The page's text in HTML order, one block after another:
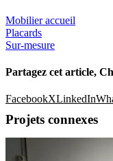
Mobilier accueil
Placards
Sur-mesure
Partagez cet article,
FacebookXLinkedIn
Projets connexes